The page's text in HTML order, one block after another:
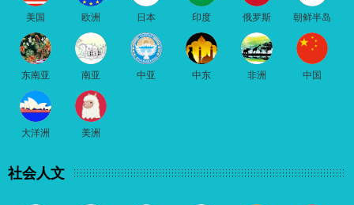
美国 欧洲 日本 印度 俄罗斯 朝鲜半岛
东南亚 南亚 中亚 中东 非洲 中国
大洋洲 美洲
社会人文